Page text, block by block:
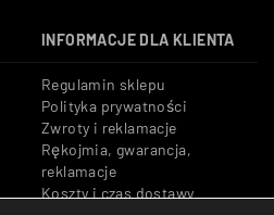
INFORMACJE DLA KLIENTA
Regulamin sklepu
Polityka prywatności
Zwroty i reklamacje
Rękojmia, gwarancja,
reklamacje
Koszty i czas dostawy